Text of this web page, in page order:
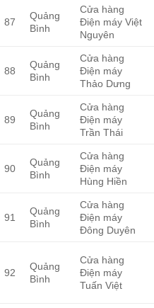
87
Quảng
Bình
Cửa hàng
Điện máy Việt
Nguyên
88
Quảng
Bình
Cửa hàng
Điện máy
Thảo Dưng
89
Quảng
Bình
Cửa hàng
Điện máy
Trần Thái
90
Quảng
Bình
Cửa hàng
Điện máy
Hùng Hiền
91
Quảng
Bình
Cửa hàng
Điện máy
Đông Duyên
92
Quảng
Bình
Cửa hàng
Điện máy
Tuấn Việt